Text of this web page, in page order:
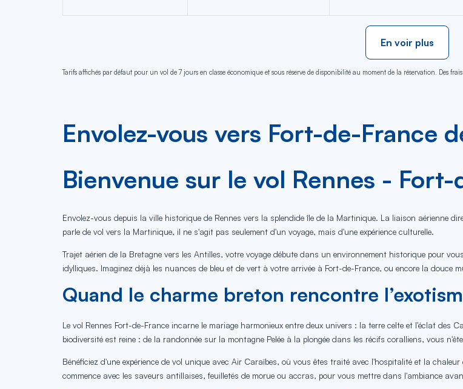
En voir plus
Tarifs affichés par défaut pour un vol de 7 jours en classe économique et sous réserve de disponibilité au moment de la réservation. Des
Envolez-vous vers Fort-de-France
Bienvenue sur le vol Rennes - Fort-
Envolez-vous depuis la ville historique de Rennes vers la splendide île de la Martinique. La liaison aérienne
parle de vol vers la Martinique, il ne s'agit pas seulement d'un voyage, mais d'une expérience culturelle.
Trajet aérien de la Bretagne vers les Antilles, votre voyage débute dans un environnement historique pour
idylliques. Imaginez déjà les nuances de bleu et de vert à votre arrivée à Fort-de-France, ou encore la
Quand le charme breton rencontre
Le vol Rennes Fort-de-France incarne le mariage harmonieux entre deux univers : la terre celte et l'éclat
biodiversité est reine : de la randonnée sur la montagne Pelée à la plongée dans les récifs coralliens, vous
Bénéficiez d'une expérience de vol unique avec Air Caraïbes, où vous êtes traité avec l'hospitalité et la
commence avec les saveurs antillaises, feuilletés de morue ou accras, pour vous mettre dans l'ambiance